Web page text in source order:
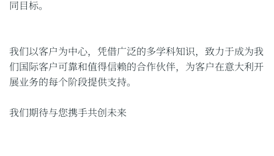
同目标。
我们以客户为中心，凭借广泛的多学科知识，致力于成为我
们国际客户可靠和值得信赖的合作伙伴，为客户在意大利开
展业务的每个阶段提供支持。
我们期待与您携手共创未来